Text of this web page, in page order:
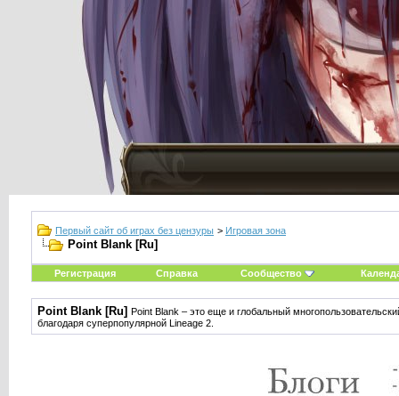
Первый сайт об играх без цензуры > Игровая зона
Point Blank [Ru]
Регистрация Справка Сообщество
Point Blank [Ru] Point Blank – это еще и глобальный
благодаря суперпопулярной Lineage 2.